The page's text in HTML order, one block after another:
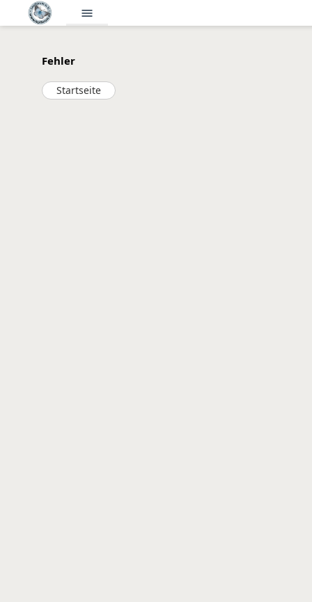
menu
Fehler
Startseite